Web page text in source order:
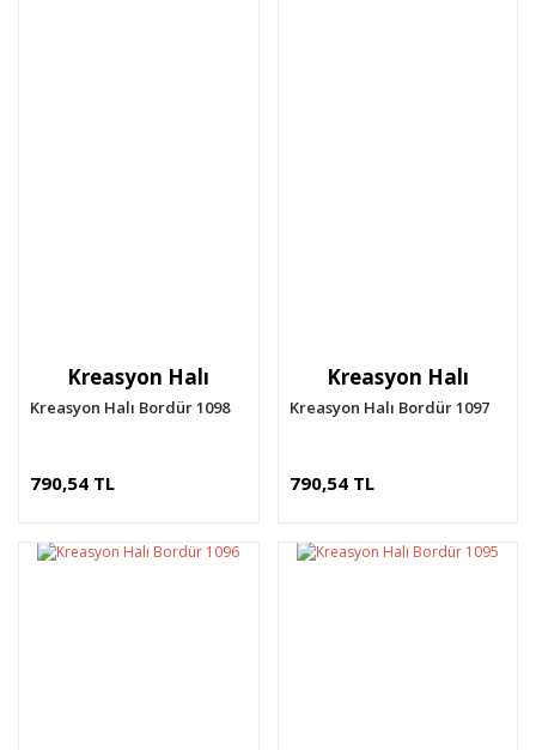
Kreasyon Halı
Kreasyon Halı Bordür 1098
790,54 TL
Kreasyon Halı
Kreasyon Halı Bordür 1097
790,54 TL